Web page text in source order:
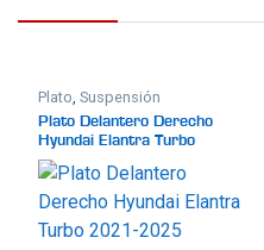
Plato,Suspensión
Plato Delantero Derecho
Hyundai Elantra Turbo
2021-2025